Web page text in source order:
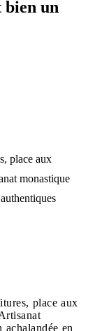
bien un
place aux
monastique
place aux
en